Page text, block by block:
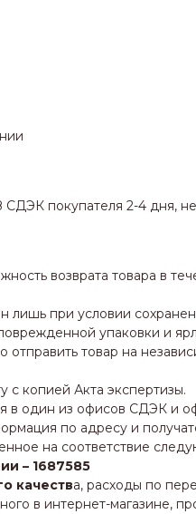
покупателя 2-4 дня,
возврата товара в
лишь при условии
упаковки и
товар на
с копией Акта экспертизы.
в один из офисов СДЭК и
по адресу и
на соответствие
– 1687585
качества, расходы по
в интернет-магазине,